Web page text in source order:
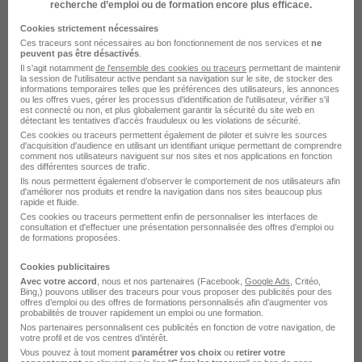
Intérim par domaine à Cannes
Intérim Cannes Artisanat
Intérim Cannes BTP
Intérim Cannes Restauration
Intérim Cannes Production
Intérim Cannes Hospitalier
Intérim Cannes Hotellerie
Voir plus
recherche d’emploi ou de formation encore plus efficace.
Cookies strictement nécessaires
Ces traceurs sont nécessaires au bon fonctionnement de nos services et ne
peuvent pas être désactivés
Il s'agit notamment de l'ensemble des cookies ou traceurs permettant de maintenir
la session de l'utilisateur active pendant sa navigation sur le site, de stocker des
informations temporaires telles que les préférences des utilisateurs, les annonces
ou les offres vues, gérer les processus d'identification de l'utilisateur, vérifier s'il
est connecté ou non, et plus globalement garantir la sécurité du site web en
détectant les tentatives d'accès frauduleux ou les violations de sécurité.
Ces cookies ou traceurs permettent également de piloter et suivre les sources
d'acquisition d'audience en utilisant un identifiant unique permettant de comprendre
comment nos utilisateurs naviguent sur nos sites et nos applications en fonction
des différentes sources de trafic.
Ils nous permettent également d’observer le comportement de nos utilisateurs afin
d'améliorer nos produits et rendre la navigation dans nos sites beaucoup plus
rapide et fluide.
Ces cookies ou traceurs permettent enfin de personnaliser les interfaces de
consultation et d'effectuer une présentation personnalisée des offres d'emploi ou
de formations proposées.
Cookies publicitaires
Avec votre accord , nous et nos partenaires (Facebook, Google Ads , Critéo,
Bing,) pouvons utiliser des traceurs pour vous proposer des publicités pour des
offres d’emploi ou des offres de formations personnalisés afin d’augmenter vos
probabilités de trouver rapidement un emploi ou une formation.
Nos partenaires personnalisent ces publicités en fonction de votre navigation, de
votre profil et de vos centres d’intérêt.
Vous pouvez à tout moment paramétrer vos choix ou retirer votre